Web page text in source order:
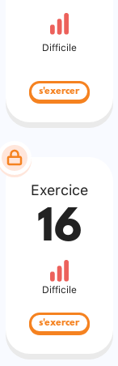
Difficile
s'exercer
Exercice
16
Difficile
s'exercer